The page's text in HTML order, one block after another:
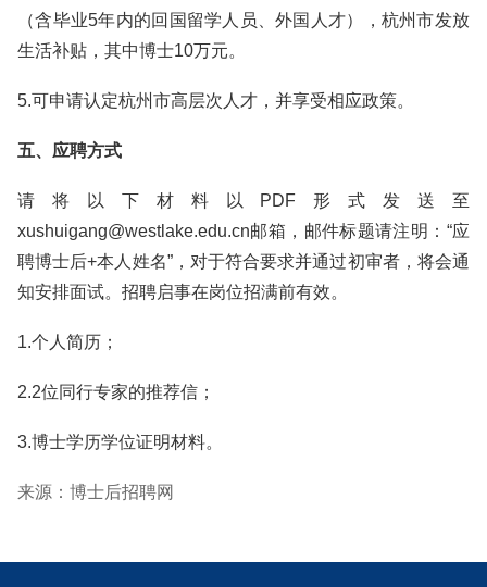
（含毕业5年内的回国留学人员、外国人才），杭州市发放
生活补贴，其中博士10万元。
5.可申请认定杭州市高层次人才，并享受相应政策。
五、应聘方式
请将以下材料以PDF形式发送至
xushuigang@westlake.edu.cn邮箱，邮件标题请注明：“应
聘博士后+本人姓名”，对于符合要求并通过初审者，将会通
知安排面试。招聘启事在岗位招满前有效。
1.个人简历；
2.2位同行专家的推荐信；
3.博士学历学位证明材料。
来源：博士后招聘网